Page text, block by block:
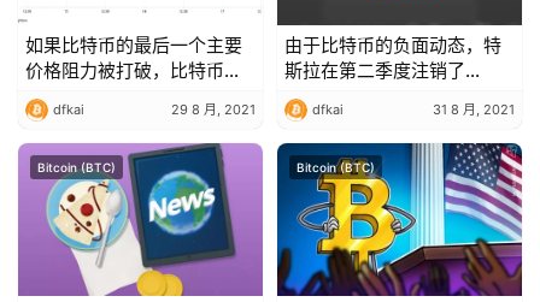
如果比特币的最后一个主要
价格阻力被打破，比特币可
能会突破 5.5 万美元 — 分析
师 dfkai 29 8 月, 2021
由于比特币的负面动态，特
斯拉在第二季度注销了
2300 万美元
dfkai 31 8 月, 2021
Bitcoin (BTC) Bitcoin (BTC)